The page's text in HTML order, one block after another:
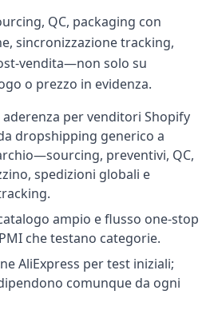
QC, packaging con
sincronizzazione tracking,
vendita—non solo su
o prezzo in evidenza.
per venditori Shopify
dropshipping generico a
preventivi, QC,
spedizioni globali e
ampio e flusso one-stop
che testano categorie.
AliExpress per test iniziali;
comunque da ogni